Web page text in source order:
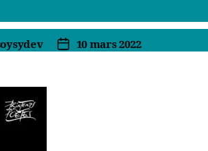
Date10 mars 2022